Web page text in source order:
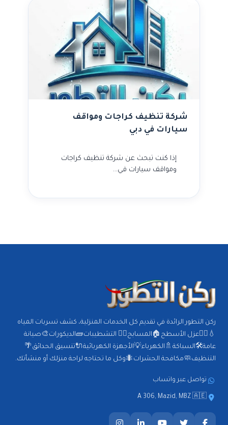
شركة تنظيف كراجات ومواقف
سيارات في دبي
إذا كنت تبحث عن شركة تنظيف كراجات
ومواقف سيارات في…
ركن التطور الرائدة في تقديم كل الخدمات المنزلية، كشف تسربات المياه
💧🕵️‍♂️عزل الأسطح🏠المسابح🏊‍♂️ التشطيبات🧱الديكورات🎨صيانة
عامة🛠️السباكة🚿الكهرباء💡الأجهزة الكهربائية🔌تنسيق الحدائق🌴
التنظيف🧼مكافحة الحشرات🐜وكل ما تحتاجه لراحة منزلك أو منشأتك.
تواصل عبر واتساب
A 306, Mazid, MBZ 🇦🇪